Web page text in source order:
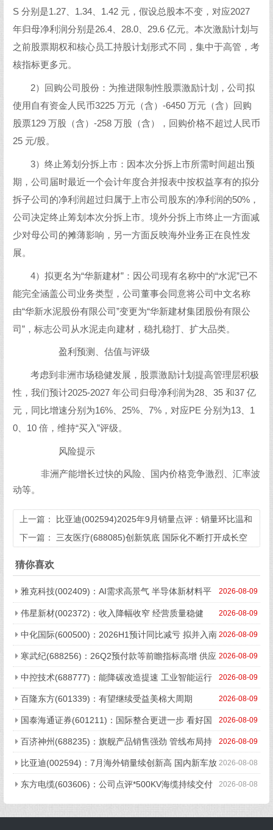
S 分别是1.27、1.34、1.42 元，假设总股本不变，对应2027
年归母净利润分别是26.4、28.0、29.6 亿元。本次激励计划与
之前股票期权和核心员工持股计划形式不同，集中于高管，考
核指标更多元。
2）回购公司股份：为推进限制性股票激励计划，公司拟
使用自有资金人民币3225 万元（含）-6450 万元（含）回购
股票129 万股（含）-258 万股（含），回购价格不超过人民币
25 元/股。
3）终止筹划分拆上市：因本次分拆上市所需时间超出预
期，公司届时最近一个会计年度合并报表中按权益享有的拟分
拆子公司的净利润超过归属于上市公司股东的净利润的50%，
公司决定终止筹划本次分拆上市。境外分拆上市终止一方面减
少对母公司的摊薄影响，另一方面反映海外业务正在良性发
展。
4）拟更名为“华新建材”：因公司现有名称中的“水泥”已不
能完全涵盖公司业务类型，公司董事会同意将公司中文名称
由“华新水泥股份有限公司”变更为“华新建材集团股份有限公
司”，标志公司从水泥走向建材，稳扎稳打、扩大品类。
盈利预测、估值与评级
考虑到非洲市场稳健发展，股票激励计划提高管理层积极
性，我们预计2025-2027 年公司归母净利润为28、35 和37 亿
元，同比增速分别为16%、25%、7%，对应PE 分别为13、1
0、10 倍，维持“买入”评级。
风险提示
非洲产能增长过快的风险、国内价格竞争激烈、汇率波
动等。
上一篇：
比亚迪(002594)2025年9月销量点评：销量环比温和
增长 Q4有望趋势向上
下一篇： 三友医疗(688085)创新筑底 国际化不断打开成长空
猜你喜欢
2026-08-09
雅克科技(002409)：AI需求高景气 半导体新材料平
台加速成长 2026-08-09
伟星新材(002372)：收入降幅收窄 经营质量稳健
2026-08-09
中化国际(600500)：2026H1预计同比减亏 拟并入南
通星辰打造高端树脂平台 2026-08-09
寒武纪(688256)：26Q2预付款等前瞻指标高增 供应
链优势凸显 2026-08-09
中控技术(688777)：能降碳改造提速 工业智能运行
提效 2026-08-09
百隆东方(601339)：有望继续受益美棉大周期
2026-08-09
国泰海通证券(601211)：国际整合更进一步 看好国
泰海通发展前景！ 2026-08-09
百济神州(688235)：旗舰产品销售强劲 管线布局持
续加码 2026-08-08
比亚迪(002594)：7月海外销量续创新高 国内新车放
量或开启 2026-08-08
东方电缆(603606)：公司点评*500KV海缆持续交付
下半年有望迎业绩、订单双升